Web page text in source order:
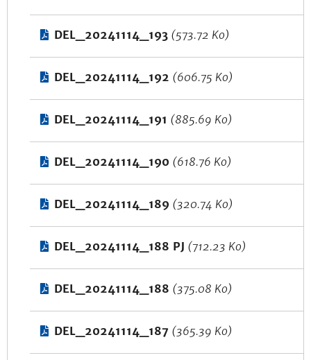
DEL_20241114_193 (573.72 Ko)
DEL_20241114_192 (606.75 Ko)
DEL_20241114_191 (885.69 Ko)
DEL_20241114_190 (618.76 Ko)
DEL_20241114_189 (320.74 Ko)
DEL_20241114_188 PJ (712.23 Ko)
DEL_20241114_188 (375.08 Ko)
DEL_20241114_187 (365.39 Ko)